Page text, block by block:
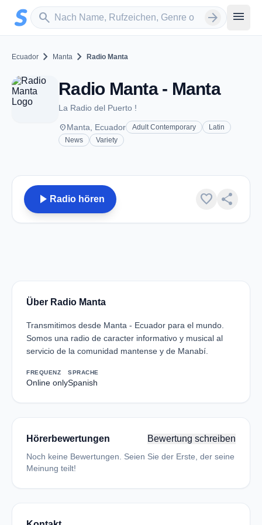
Zum Hauptinhalt springen
search
Sender suchen arrow_forward menu
Ecuador chevron_right Manta chevron_right Radio Manta
Radio Manta - Manta
La Radio del Puerto !
placeManta, Ecuador Adult Contemporary
Latin
News
Variety
play_arrow Radio hören favorite share
Über Radio Manta
Transmitimos desde Manta - Ecuador para el mundo.
Somos una radio de caracter informativo y musical al
servicio de la comunidad mantense y de Manabí.
FREQUENZ
Online only
SPRACHE
Spanish
Hörerbewertungen Bewertung schreiben
Noch keine Bewertungen. Seien Sie der Erste, der seine
Meinung teilt!